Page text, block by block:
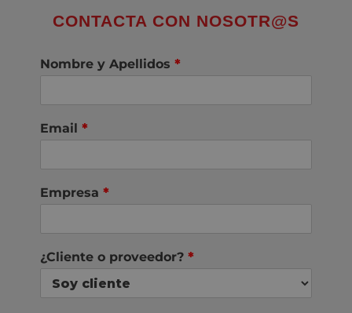
CONTACTA CON NOSOTR@S
Nombre y Apellidos *
Email *
Empresa *
¿Cliente o proveedor? *